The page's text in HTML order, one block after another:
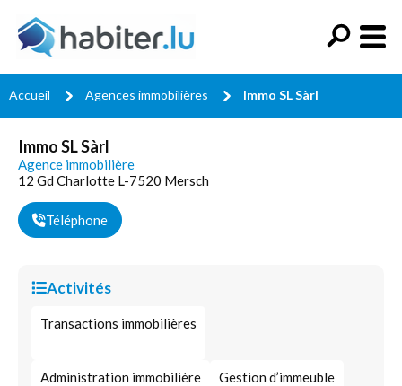
Accueil Agences immobilières Immo SL Sàrl
Immo SL Sàrl
Agence immobilière
12 Gd Charlotte L-7520 Mersch
Téléphone
Activités
Transactions immobilières
Administration immobilière Gestion d’immeuble